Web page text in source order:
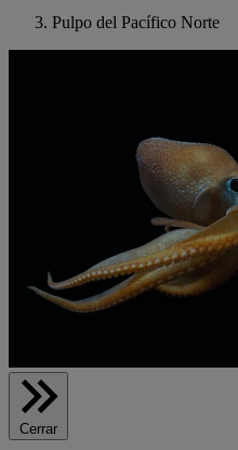
Pulpo del Pacífico Norte
Cerrar